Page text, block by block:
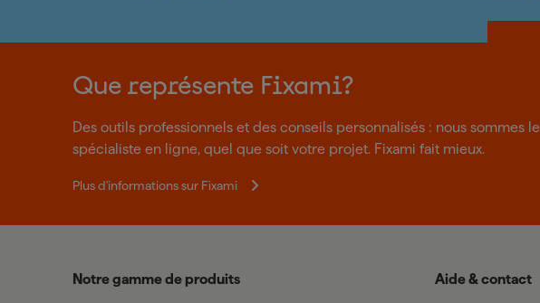
Que représente Fixami?
Des outils professionnels et des conseils personnalisés : nous sommes le
spécialiste en ligne, quel que soit votre projet. Fixami fait mieux.
Plus d'informations sur Fixami
Notre gamme de produits Aide & contact